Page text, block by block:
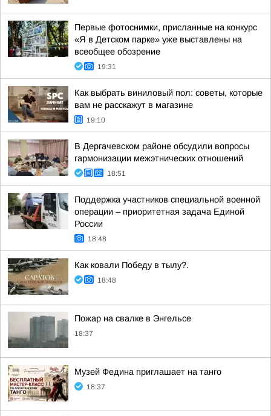
Первые фотоснимки, присланные на конкурс
«Я в Детском парке» уже выставлены на
всеобщее обозрение
19:31
Как выбрать виниловый пол: советы, которые
вам не расскажут в магазине
19:10
В Дергачевском районе обсудили вопросы
гармонизации межэтнических отношений
18:51
Поддержка участников специальной военной
операции – приоритетная задача Единой
России
18:48
Как ковали Победу в тылу?.
18:48
Пожар на свалке в Энгельсе
18:37
Музей Федина приглашает на танго
18:37